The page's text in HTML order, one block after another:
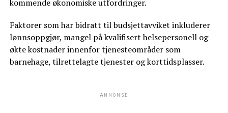
kommende økonomiske utfordringer.
Faktorer som har bidratt til budsjettavviket inkluderer
lønnsoppgjør, mangel på kvalifisert helsepersonell og
økte kostnader innenfor tjenesteområder som
barnehage, tilrettelagte tjenester og korttidsplasser.
ANNONSE